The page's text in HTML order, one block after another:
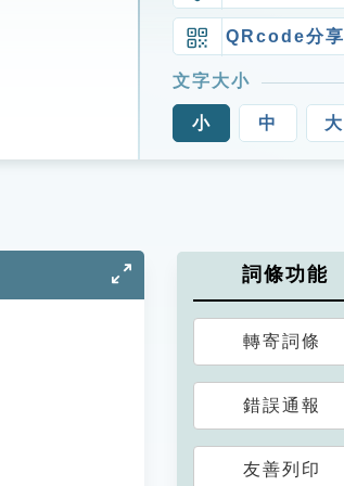
QRcode分享
文字大小
小 中 大
詞條功能
轉寄詞條
錯誤通報
友善列印